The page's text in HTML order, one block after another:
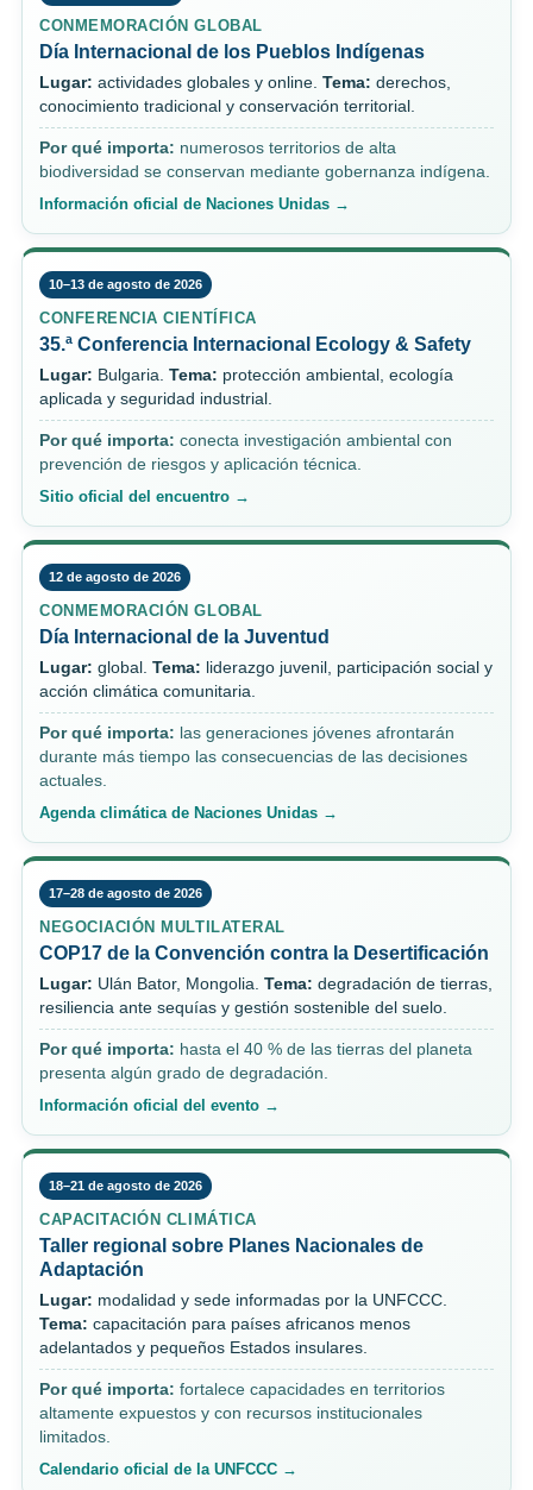
CONMEMORACIÓN GLOBAL
Día Internacional de los Pueblos Indígenas
Lugar: actividades globales y online. Tema: derechos,
conocimiento tradicional y conservación territorial.
Por qué importa: numerosos territorios de alta
biodiversidad se conservan mediante gobernanza indígena.
Información oficial de Naciones Unidas →
10–13 de agosto de 2026
CONFERENCIA CIENTÍFICA
35.ª Conferencia Internacional Ecology & Safety
Lugar: Bulgaria. Tema: protección ambiental, ecología
aplicada y seguridad industrial.
Por qué importa: conecta investigación ambiental con
prevención de riesgos y aplicación técnica.
Sitio oficial del encuentro →
12 de agosto de 2026
CONMEMORACIÓN GLOBAL
Día Internacional de la Juventud
Lugar: global. Tema: liderazgo juvenil, participación social y
acción climática comunitaria.
Por qué importa: las generaciones jóvenes afrontarán
durante más tiempo las consecuencias de las decisiones
actuales.
Agenda climática de Naciones Unidas →
17–28 de agosto de 2026
NEGOCIACIÓN MULTILATERAL
COP17 de la Convención contra la Desertificación
Lugar: Ulán Bator, Mongolia. Tema: degradación de tierras,
resiliencia ante sequías y gestión sostenible del suelo.
Por qué importa: hasta el 40 % de las tierras del planeta
presenta algún grado de degradación.
Información oficial del evento →
18–21 de agosto de 2026
CAPACITACIÓN CLIMÁTICA
Taller regional sobre Planes Nacionales de
Adaptación
Lugar: modalidad y sede informadas por la UNFCCC.
Tema: capacitación para países africanos menos
adelantados y pequeños Estados insulares.
Por qué importa: fortalece capacidades en territorios
altamente expuestos y con recursos institucionales
limitados.
Calendario oficial de la UNFCCC →